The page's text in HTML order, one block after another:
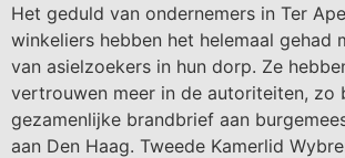
Het geduld van ondernemers in Ter
winkeliers hebben het helemaal gehad
van asielzoekers in hun dorp. Ze
vertrouwen meer in de autoriteiten, zo
gezamenlijke brandbrief aan
aan Den Haag. Tweede Kamerlid